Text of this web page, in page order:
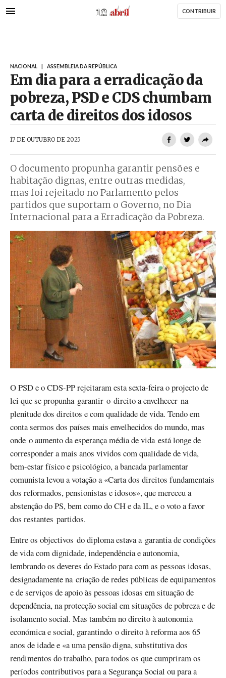
para
AbrilAbril CONTRIBUIR
NACIONAL ASSEMBLEIA DA REPÚBLICA
Em dia para a erradicação da
pobreza, PSD e CDS chumbam
carta de direitos dos idosos
17 DE OUTUBRO DE 2025
O documento propunha garantir pensões e
habitação dignas, entre outras medidas,
mas foi rejeitado no Parlamento pelos
partidos que suportam o Governo, no Dia
Internacional para a Erradicação da Pobreza.
O PSD e o CDS-PP rejeitaram esta sexta-feira o projecto de
lei que se propunha garantir o direito a envelhecer na
plenitude dos direitos e com qualidade de vida. Tendo em
conta sermos dos países mais envelhecidos do mundo, mas
onde o aumento da esperança média de vida está longe de
corresponder a mais anos vividos com qualidade de vida,
bem-estar físico e psicológico, a bancada parlamentar
comunista levou a votação a «Carta dos direitos fundamentais
dos reformados, pensionistas e idosos», que mereceu a
abstenção do PS, bem como do CH e da IL, e o voto a favor
dos restantes partidos.
Entre os objectivos do diploma estava a garantia de condições
de vida com dignidade, independência e autonomia,
lembrando os deveres do Estado para com as pessoas idosas,
designadamente na criação de redes públicas de equipamentos
e de serviços de apoio às pessoas idosas em situação de
dependência, na protecção social em situações de pobreza e de
isolamento social. Mas também no direito à autonomia
económica e social, garantindo o direito à reforma aos 65
anos de idade e «a uma pensão digna, substitutiva dos
rendimentos do trabalho, para todos os que cumpriram os
períodos contributivos para a Segurança Social ou para a